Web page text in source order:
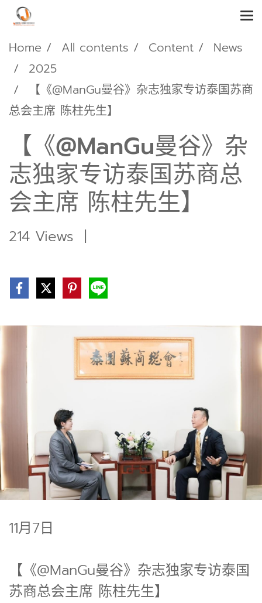
Home All contents Content
News
2025
【《@ManGu曼谷》杂志独家专访泰国苏商
总会主席 陈柱先生】
【《@ManGu曼谷》杂
志独家专访泰国苏商总
会主席 陈柱先生】
214 Views |
11月7日
【《@ManGu曼谷》杂志独家专访泰国
苏商总会主席 陈柱先生】